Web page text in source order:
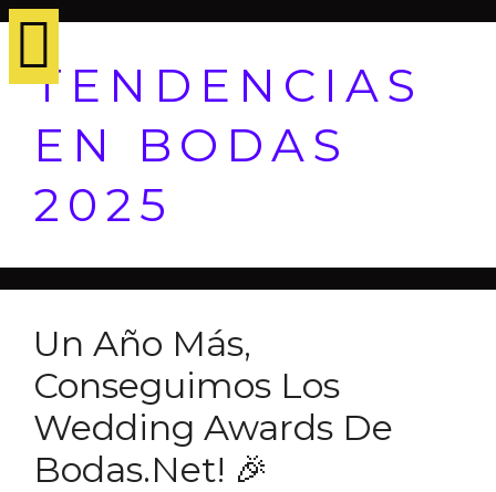
TENDENCIAS
EN BODAS
2025
Un Año Más,
Conseguimos Los
Wedding Awards De
Bodas.net! 🎉